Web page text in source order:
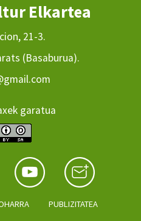
Elkartea
21-3.
(Basaburua).
garatua
PUBLIZITATEA